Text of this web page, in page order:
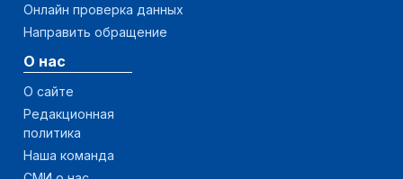
Онлайн проверка данных
Направить обращение
О нас
О сайте
Редакционная
политика
Наша команда